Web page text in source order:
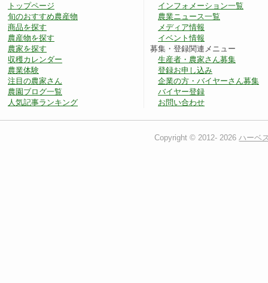
トップページ
旬のおすすめ農産物
商品を探す
農産物を探す
農家を探す
収穫カレンダー
農業体験
注目の農家さん
農園ブログ一覧
人気記事ランキング
インフォメーション一覧
農業ニュース一覧
メディア情報
イベント情報
募集・登録関連メニュー
生産者・農家さん募集
登録お申し込み
企業の方・バイヤーさん募集
バイヤー登録
お問い合わせ
Copyright © 2012- 2026 ハーベ